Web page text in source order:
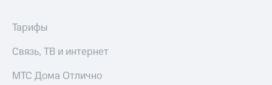
Новости
в
регионе
Тарифы
Связь, ТВ и интернет
МТС Дома Отлично